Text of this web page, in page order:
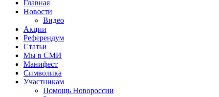
Главная
Новости
Видео
Акции
Референдум
Статьи
Мы в СМИ
Манифест
Символика
Участникам
Помощь Новороссии